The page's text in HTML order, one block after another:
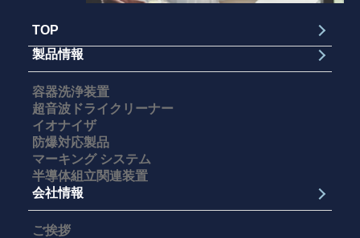
TOP
製品情報
容器洗浄装置
超音波ドライクリーナー
イオナイザ
防爆対応製品
マーキング システム
半導体組立関連装置
会社情報
ご挨拶